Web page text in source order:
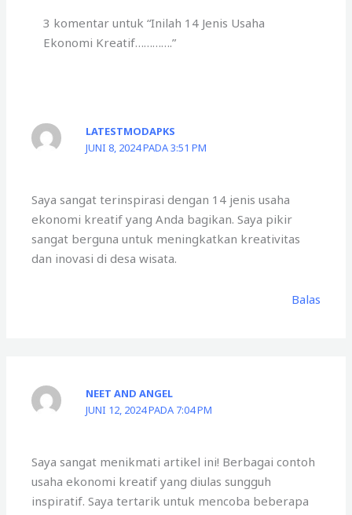
3 komentar untuk “Inilah 14 Jenis Usaha
Ekonomi Kreatif………….”
LATESTMODAPKS
JUNI 8, 2024 PADA 3:51 PM
Saya sangat terinspirasi dengan 14 jenis usaha
ekonomi kreatif yang Anda bagikan. Saya pikir
sangat berguna untuk meningkatkan kreativitas
dan inovasi di desa wisata.
Balas
NEET AND ANGEL
JUNI 12, 2024 PADA 7:04 PM
Saya sangat menikmati artikel ini! Berbagai contoh
usaha ekonomi kreatif yang diulas sungguh
inspiratif. Saya tertarik untuk mencoba beberapa